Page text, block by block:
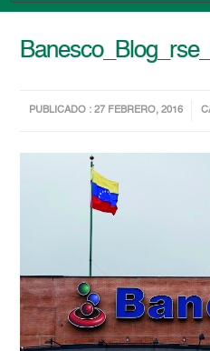
PUBLICADO : 27 FEBRERO, 2016